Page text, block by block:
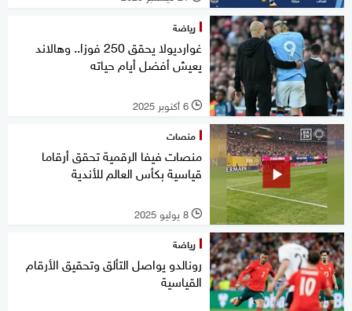
رياضة
غوارديولا يحقق 250 فوزا.. وهالاند
يعيش أفضل أيام حياته
l 6 أكتوبر 2025
منصات
منصات فيفا الرقمية تحقق أرقاما
قياسية بكأس العالم للأندية
l 8 يوليو 2025
رياضة
رونالدو يواصل التألق وتحقيق الأرقام
القياسية